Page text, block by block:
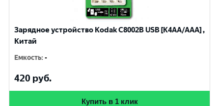
Зарядное устройство Kodak С8002B USB [K4AA/AAA] ,
Китай
Емкость:-
420 руб.
Купить в 1 клик